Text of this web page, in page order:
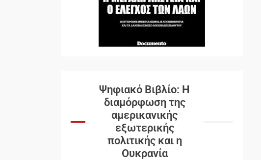
Ψηφιακό Βιβλίο: Η
διαμόρφωση της
αμερικανικής
εξωτερικής
πολιτικής και η
Ουκρανία